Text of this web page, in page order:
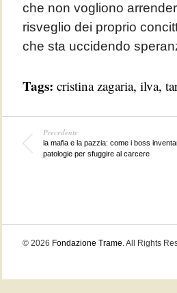
che non vogliono
risveglio dei proprio
che sta uccidendo
Tags: cristina zagaria, ilva,
Precedente
la mafia e la pazzia: come i boss
patologie per sfuggire al carcere
© 2026 Fondazione Trame. All Rights